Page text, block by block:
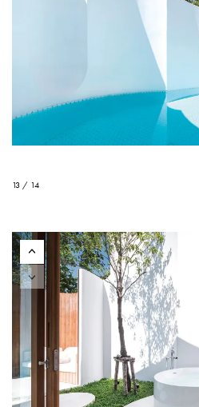
13 / 14